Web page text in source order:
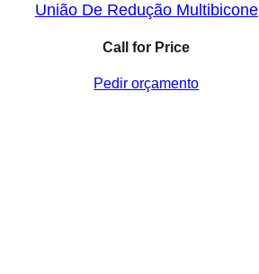
União De Redução Multibicone
Call for Price
Pedir orçamento